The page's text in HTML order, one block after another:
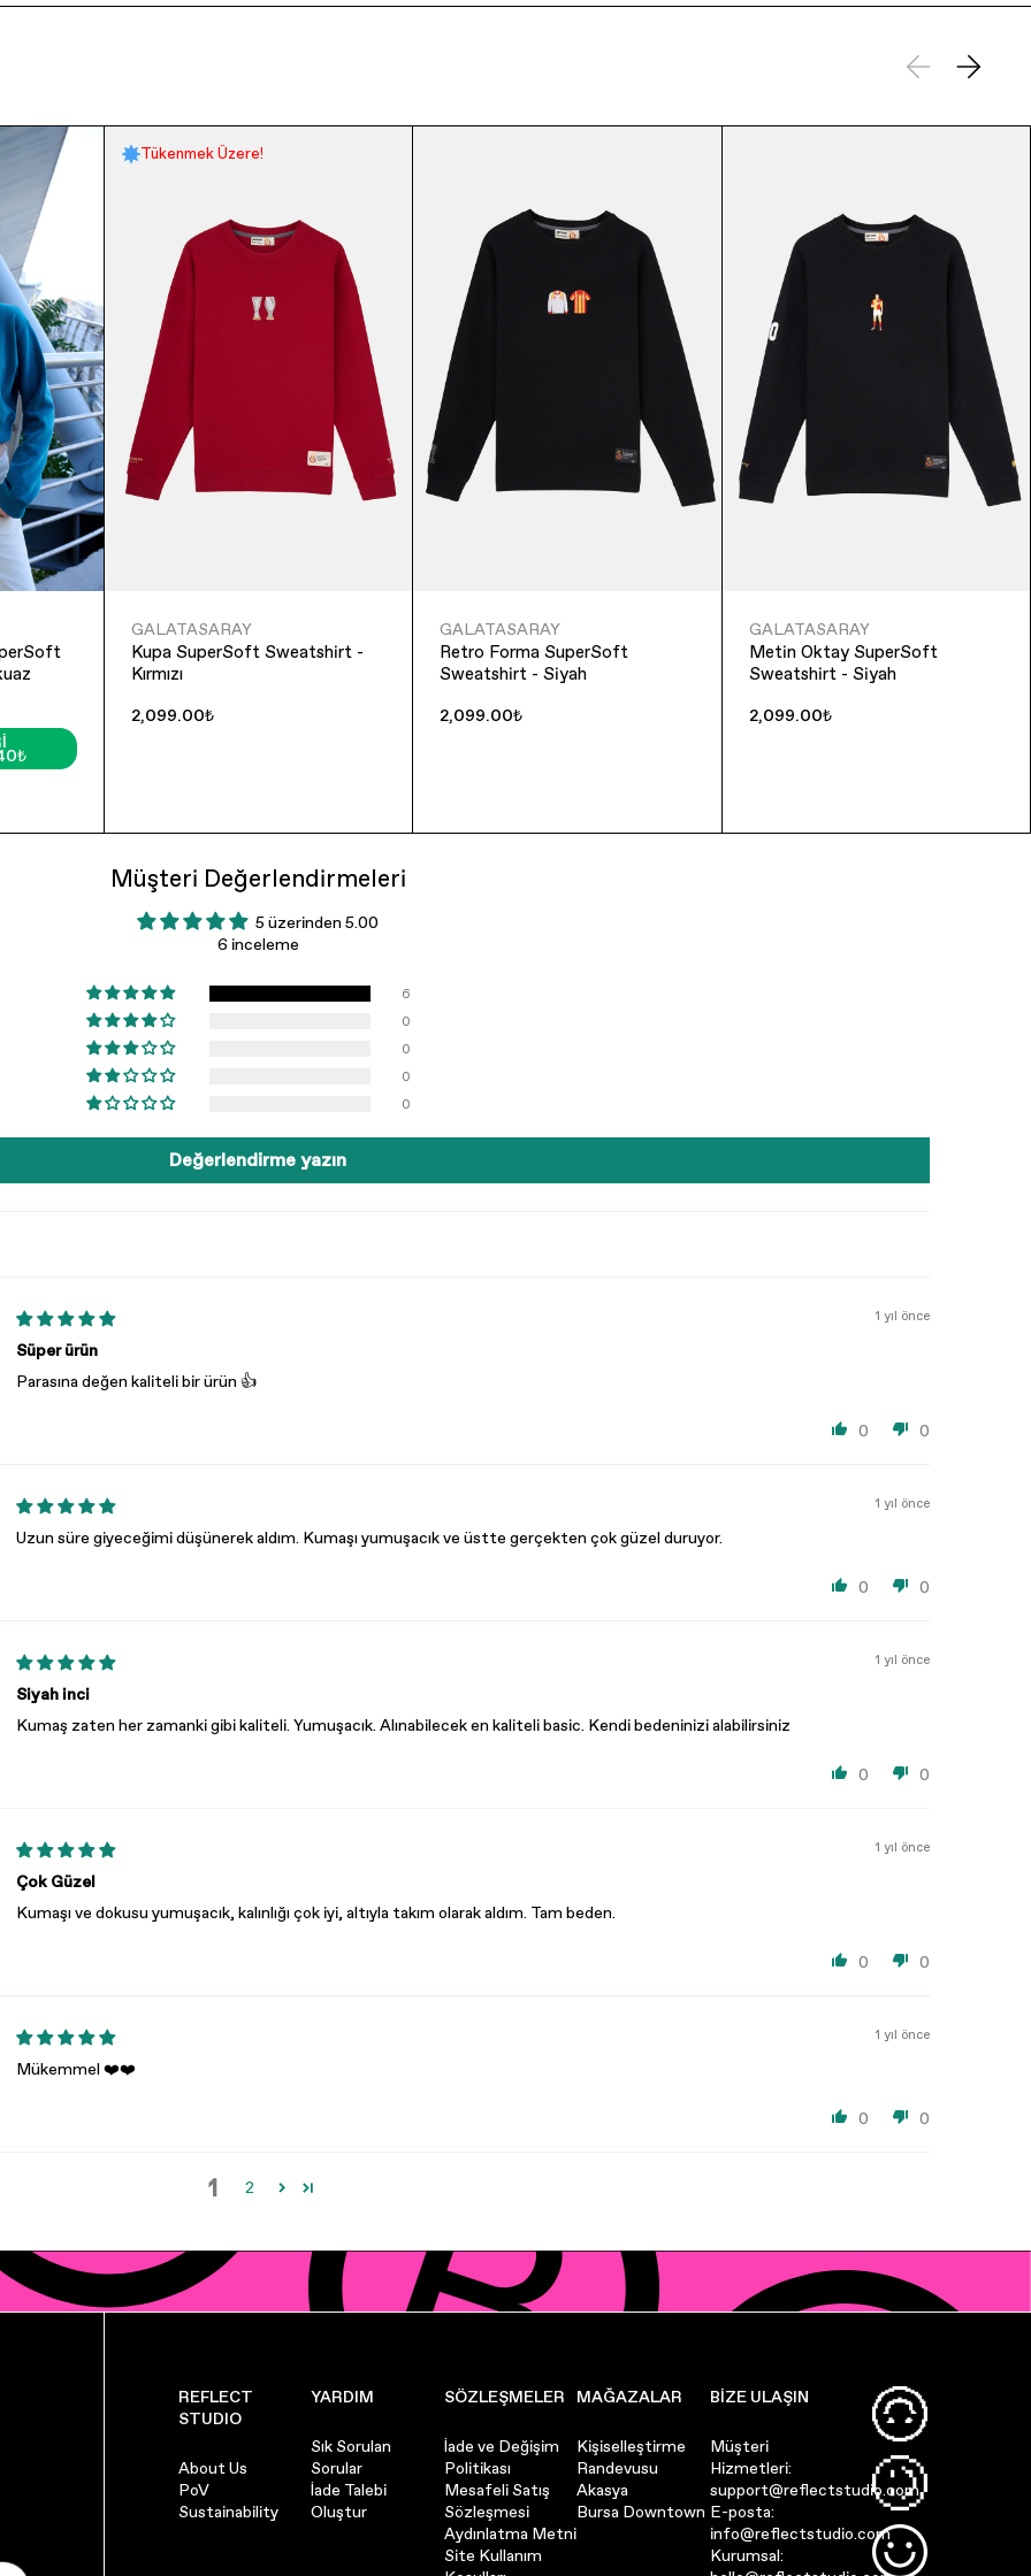
Tükenmek Üzere!
GALATASARAY
Kupa SuperSoft Sweatshirt -
Kırmızı
2,099.00₺
GALATASARAY
Retro Forma SuperSoft
Sweatshirt - Siyah
2,099.00₺
GALATASARAY
Metin Oktay SuperSoft
Sweatshirt - Siyah
2,099.00₺
Müşteri Değerlendirmeleri
5 üzerinden 5.00
6 inceleme
6
0
0
0
0
Değerlendirme yazın
1 yıl önce
Süper ürün
Parasına değen kaliteli bir ürün 👍
0 0
1 yıl önce
Uzun süre giyeceğimi düşünerek aldım. Kumaşı yumuşacık ve üstte gerçekten çok güzel duruyor.
0 0
1 yıl önce
Siyah inci
Kumaş zaten her zamanki gibi kaliteli. Yumuşacık. Alınabilecek en kaliteli basic. Kendi bedeninizi alabilirsiniz
0 0
1 yıl önce
Çok Güzel
Kumaşı ve dokusu yumuşacık, kalınlığı çok iyi, altıyla takım olarak aldım. Tam beden.
0 0
1 yıl önce
Mükemmel ❤️❤️
0 0
1 2
REFLECT
STUDIO
About Us
PoV
Sustainability
YARDIM
Sık Sorulan
Sorular
İade Talebi
Oluştur
SÖZLEŞMELER
İade ve Değişim
Politikası
Mesafeli Satış
Sözleşmesi
Aydınlatma Metni
Site Kullanım
MAĞAZALAR
Kişiselleştirme
Randevusu
Akasya
Bursa Downtown
BIZE ULAŞIN
Müşteri
Hizmetleri:
support@reflectstudio.com
E-posta:
info@reflectstudio.com
Kurumsal: